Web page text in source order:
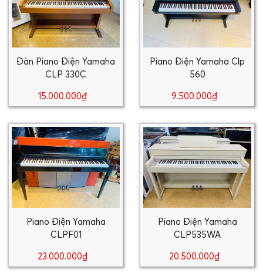
Đàn Piano Điện Yamaha
CLP 330C
15.000.000₫
Piano Điện Yamaha Clp
560
9.500.000₫
Piano Điện Yamaha
CLPF01
23.000.000₫
Piano Điện Yamaha
CLP535WA
20.500.000₫